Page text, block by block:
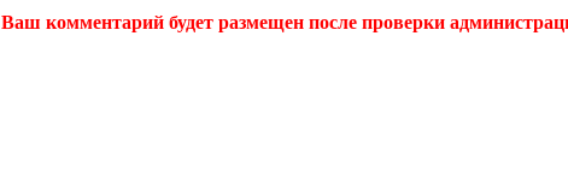
Ваш комментарий будет размещен после проверки